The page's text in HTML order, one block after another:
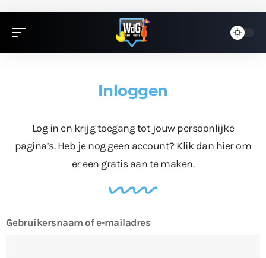
Inloggen
Log in en krijg toegang tot jouw persoonlijke
pagina’s. Heb je nog geen account? Klik dan hierom
er een gratis aan te maken.
Gebruikersnaam of e-mailadres